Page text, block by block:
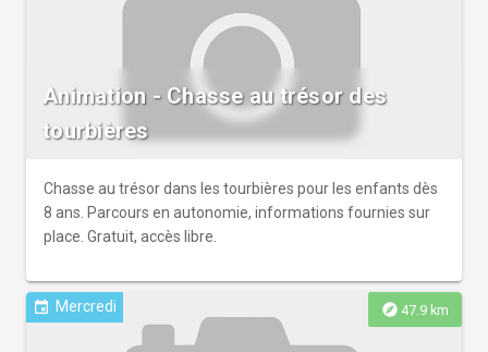
Animation - Chasse au trésor des
tourbières
Chasse au trésor dans les tourbières pour les enfants dès
8 ans. Parcours en autonomie, informations fournies sur
place. Gratuit, accès libre.
explore 47.9 km
event Mercredi